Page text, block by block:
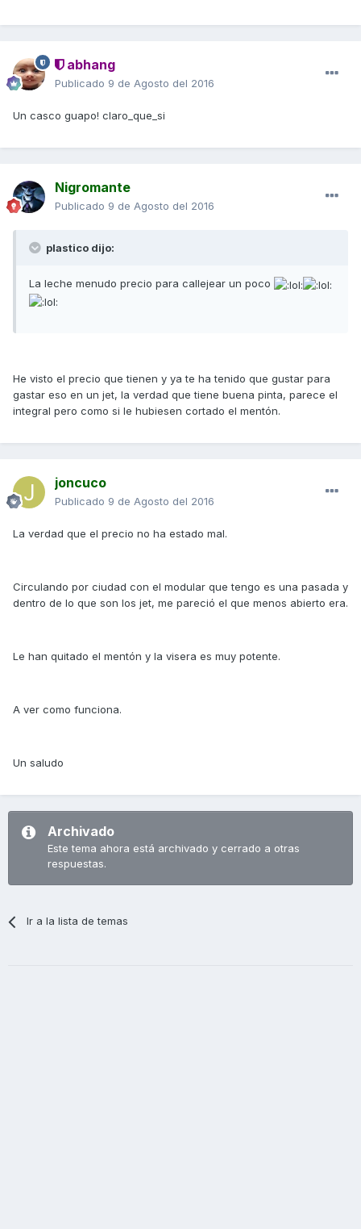
abhang
Publicado 9 de Agosto del 2016
Un casco guapo! claro_que_si
Nigromante
Publicado 9 de Agosto del 2016
plastico dijo:
La leche menudo precio para callejear un poco
He visto el precio que tienen y ya te ha tenido que gustar para
gastar eso en un jet, la verdad que tiene buena pinta, parece el
integral pero como si le hubiesen cortado el mentón.
joncuco
Publicado 9 de Agosto del 2016
La verdad que el precio no ha estado mal.
Circulando por ciudad con el modular que tengo es una pasada y
dentro de lo que son los jet, me pareció el que menos abierto era.
Le han quitado el mentón y la visera es muy potente.
A ver como funciona.
Un saludo
Archivado
Este tema ahora está archivado y cerrado a otras
respuestas.
Ir a la lista de temas